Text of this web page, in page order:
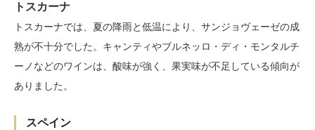
トスカーナ
トスカーナでは、夏の降雨と低温により、サンジョヴェーゼの成
熟が不十分でした。キャンティやブルネッロ・ディ・モンタルチ
ーノなどのワインは、酸味が強く、果実味が不足している傾向が
ありました。
スペイン